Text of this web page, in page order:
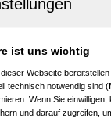
ist uns wichtig
Webseite
technisch notwendig sind (
Wenn Sie
und darauf zugreifen,